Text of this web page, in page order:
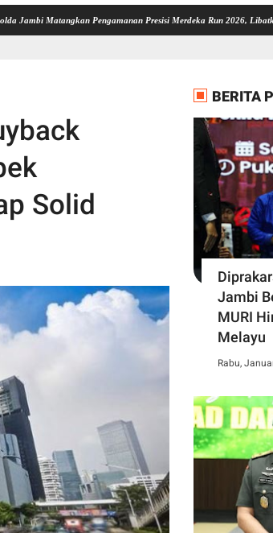
Pengamanan Presisi Merdeka Run 2026, Libatkan 1.750
Solid
BERITA
Jambi
MURI
Melayu
Rabu,